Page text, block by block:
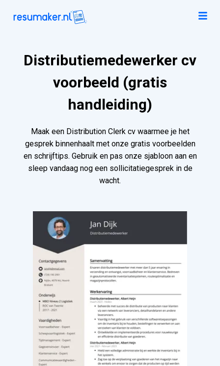
Distributiemedewerker cv
voorbeeld (gratis
handleiding)
Maak een Distribution Clerk cv waarmee je het
gesprek binnenhaalt met onze gratis voorbeelden
en schrijftips. Gebruik en pas onze sjabloon aan en
sleep vandaag nog een sollicitatiegesprek in de
wacht.